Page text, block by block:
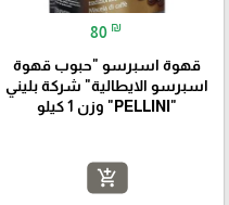
80 ₪
قهوة اسبرسو "حبوب قهوة
اسبرسو الايطالية" شركة بليني
"PELLINI" وزن 1 كيلو
add_shopping_cart